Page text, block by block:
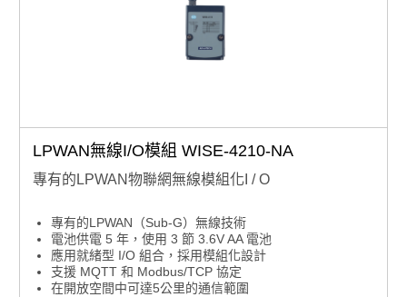
LPWAN無線I/O模組 WISE-4210-NA
專有的LPWAN物聯網無線模組化I / O
專有的LPWAN（Sub-G）無線技術
電池供電 5 年，使用 3 節 3.6V AA 電池
應用就緒型 I/O 組合，採用模組化設計
支援 MQTT 和 Modbus/TCP 協定
在開放空間中可達5公里的通信範圍